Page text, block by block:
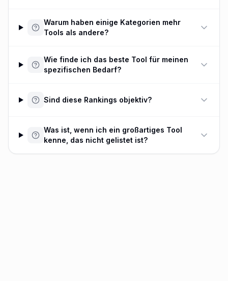
Warum haben einige Kategorien mehr
Tools als andere?
Wie finde ich das beste Tool für meinen
spezifischen Bedarf?
Sind diese Rankings objektiv?
Was ist, wenn ich ein großartiges Tool
kenne, das nicht gelistet ist?